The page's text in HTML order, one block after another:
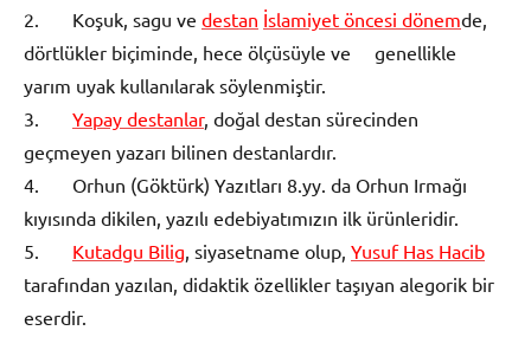
2. Koşuk, sagu ve destan İslamiyet öncesi dönemde,
dörtlükler biçiminde, hece ölçüsüyle ve genellikle
yarım uyak kullanılarak söylenmiştir.
3. Yapay destanlar, doğal destan sürecinden
geçmeyen yazarı bilinen destanlardır.
4. Orhun (Göktürk) Yazıtları 8.yy. da Orhun Irmağı
kıyısında dikilen, yazılı edebiyatımızın ilk ürünleridir.
5. Kutadgu Bilig, siyasetname olup, Yusuf Has Hacib
tarafından yazılan, didaktik özellikler taşıyan alegorik bir
eserdir.